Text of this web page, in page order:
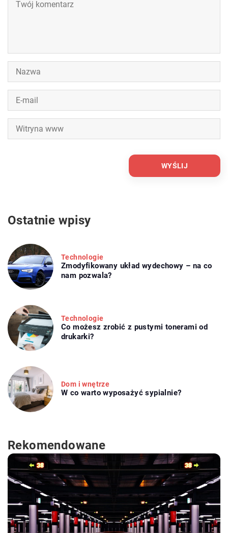
Ostatnie wpisy
Technologie
Zmodyfikowany układ wydechowy – na co
nam pozwala?
Technologie
Co możesz zrobić z pustymi tonerami od
drukarki?
Dom i wnętrze
W co warto wyposażyć sypialnie?
Rekomendowane